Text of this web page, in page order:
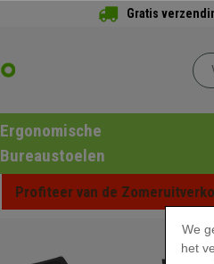
Gratis
Ergonomische
Bureaustoelen
Profiteer van de
We
het